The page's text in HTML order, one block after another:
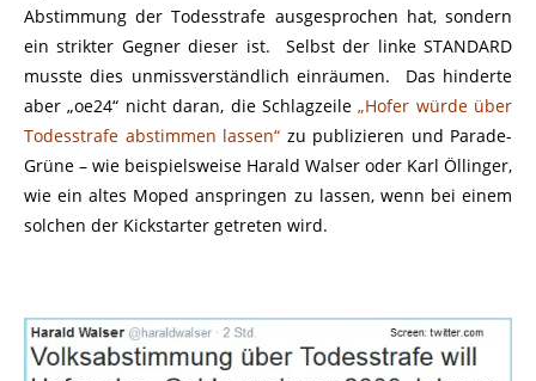
Abstimmung der Todesstrafe ausgesprochen hat, sondern
ein strikter Gegner dieser ist. Selbst der linke STANDARD
musste dies unmissverständlich einräumen. Das hinderte
aber „oe24“ nicht daran, die Schlagzeile„Hofer würde über
Todesstrafe abstimmen lassen“ zu publizieren und Parade-
Grüne – wie beispielsweise Harald Walser oder Karl Öllinger,
wie ein altes Moped anspringen zu lassen, wenn bei einem
solchen der Kickstarter getreten wird.